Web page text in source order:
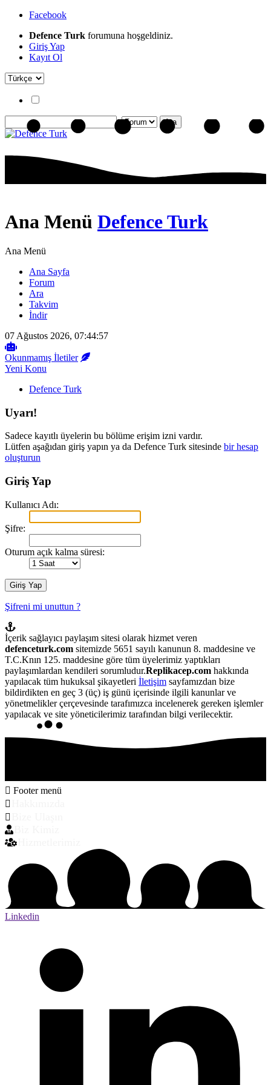
Facebook
Defence Turk forumuna hoşgeldiniz.
Giriş Yap
Kayıt Ol
Ana Menü Defence Turk
Ana Menü
Ana Sayfa
Forum
Ara
Takvim
İndir
07 Ağustos 2026, 07:44:57
Okunmamış İletiler
Yeni Konu
Defence Turk
Uyarı!
Sadece kayıtlı üyelerin bu bölüme erişim izni vardır.
Lütfen aşağıdan giriş yapın ya da Defence Turk sitesinde bir hesap
oluşturun
Giriş Yap
Kullanıcı Adı:
Şifre:
Oturum açık kalma süresi:
Şifreni mi unuttun ?
İçerik sağlayıcı paylaşım sitesi olarak hizmet veren
defenceturk.com sitemizde 5651 sayılı kanunun 8. maddesine ve
T.C.Knın 125. maddesine göre tüm üyelerimiz yaptıkları
paylaşımlardan kendileri sorumludur.Replikacep.com hakkında
yapılacak tüm hukuksal şikayetleri İletişim sayfamızdan bize
bildirdikten en geç 3 (üç) iş günü içerisinde ilgili kanunlar ve
yönetmelikler çerçevesinde tarafımızca incelenerek gereken işlemler
yapılacak ve site yöneticilerimiz tarafından bilgi verilecektir.
Footer menü
Linkedin